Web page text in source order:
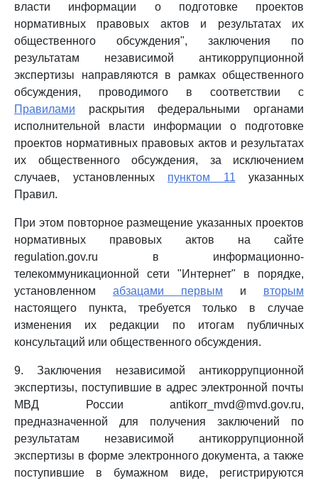
власти информации о подготовке проектов
нормативных правовых актов и результатах их
общественного обсуждения", заключения по
результатам независимой антикоррупционной
экспертизы направляются в рамках общественного
обсуждения, проводимого в соответствии с
Правилами раскрытия федеральными органами
исполнительной власти информации о подготовке
проектов нормативных правовых актов и результатах
их общественного обсуждения, за исключением
случаев, установленных пунктом 11 указанных
Правил.
При этом повторное размещение указанных проектов
нормативных правовых актов на сайте
regulation.gov.ru в информационно-
телекоммуникационной сети "Интернет" в порядке,
установленном абзацами первым и вторым
настоящего пункта, требуется только в случае
изменения их редакции по итогам публичных
консультаций или общественного обсуждения.
9. Заключения независимой антикоррупционной
экспертизы, поступившие в адрес электронной почты
МВД России antikorr_mvd@mvd.gov.ru,
предназначенной для получения заключений по
результатам независимой антикоррупционной
экспертизы в форме электронного документа, а также
поступившие в бумажном виде, регистрируются